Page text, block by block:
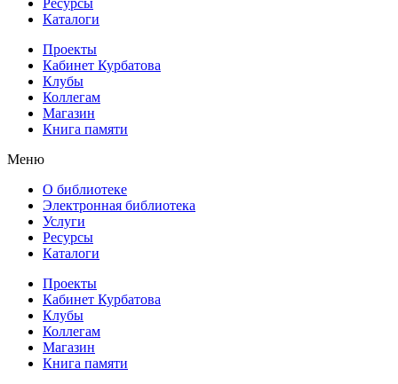
Каталоги
Проекты
Кабинет Курбатова
Клубы
Коллегам
Магазин
Книга памяти
Меню
О библиотеке
Электронная библиотека
Услуги
Ресурсы
Каталоги
Проекты
Кабинет Курбатова
Клубы
Коллегам
Магазин
Книга памяти